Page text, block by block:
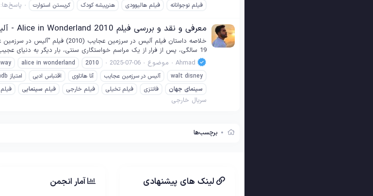
فیلم نوجوانانه
فیلم هالیوودی هنرپیشه کودک کریستن استوارت پاسخ‌ها: 0
معرفی و نقد و بررسی فیلم Alice in Wonderland 2010 - آلیس در سرزمین عجایب
19 سالگی، پس از فرار از یک مراسم خواستگاری سنتی، بار دیگر به دنیای عجیب و مرموز "سرزمین عجایب" قدم می‌گذارد. آلیس که سال‌ها پیش زمانی که...
Ahmad
موضوع 2025-07-06
2010
alice in wonderland
walt disney
آلیس در سرزمین عجایب آنا هاتاوی اقتباس ادبی امتیاز imdb
سینمای جهان فانتزی فیلم تخیلی فیلم خارجی فیلم سینمایی
سریال خارجی
برچسب‌ها
لینک های پیشنهادی آمار انجمن